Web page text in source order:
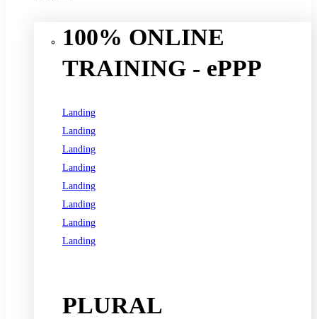
100% ONLINE
TRAINING - ePPP
Landing
Landing
Landing
Landing
Landing
Landing
Landing
Landing
PLURAL